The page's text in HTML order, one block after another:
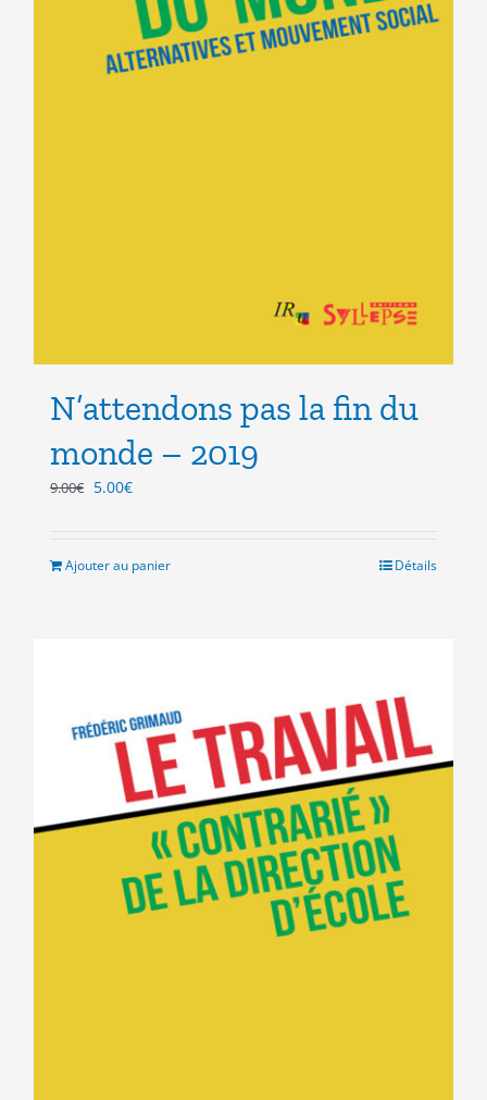
N’attendons pas la fin du
monde – 2019
9.00€ Le
était :
5.00€Le
est :
Ajouter au panier Détails